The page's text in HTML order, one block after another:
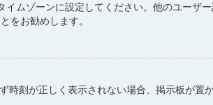
ムゾーンに設定してください。他のユーザ
をお勧めします。
刻が正しく表示されない場合、掲示板が置